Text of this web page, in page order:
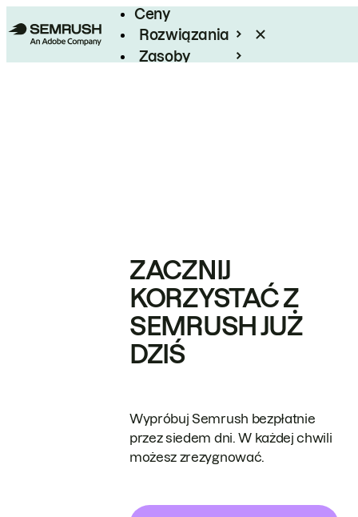
Ceny
Rozwiązania
Zasoby
ZACZNIJ
KORZYSTAĆ Z
SEMRUSH JUŻ
DZIŚ
Wypróbuj Semrush bezpłatnie
przez siedem dni. W każdej chwili
możesz zrezygnować.